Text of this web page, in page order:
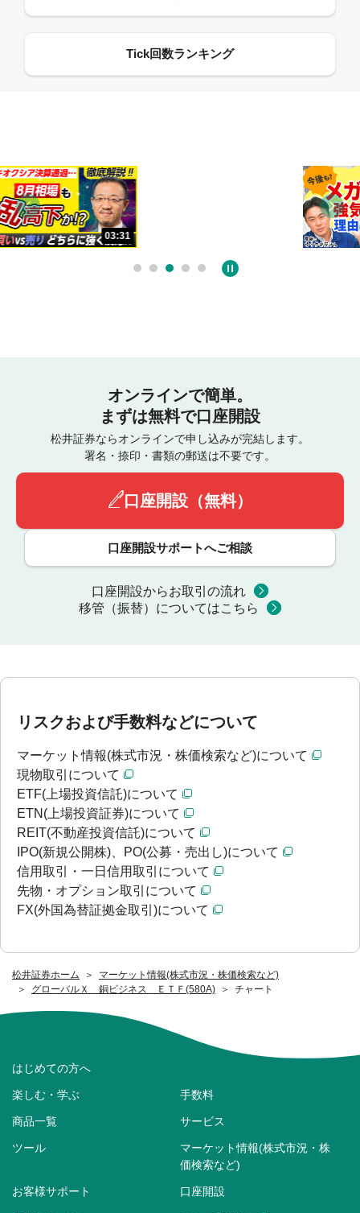
松井証券ホーム
マーケット情報(株式市況・株価検索など)
グローバルＸ 銅ビジネス ＥＴＦ(580A)
チャート
06:18
オンラインで簡単。
まずは無料で口座開設
松井証券ならオンラインで申し込みが完結します。
署名・捺印・書類の郵送は不要です。
口座開設（無料）
口座開設サポートへご相談
口座開設からお取引の流れ
移管（振替）についてはこちら
リスクおよび手数料などについて
マーケット情報(株式市況・株価検索など)について
現物取引について
ETF(上場投資信託)について
ETN(上場投資証券)について
REIT(不動産投資信託)について
IPO(新規公開株)、PO(公募・売出し)について
信用取引・一日信用取引について
先物・オプション取引について
FX(外国為替証拠金取引)について
はじめての方へ
楽しむ・学ぶ 手数料
商品一覧 サービス
ツール
マーケット情報(株式市況・株
価検索など)
お客様サポート 口座開設